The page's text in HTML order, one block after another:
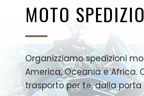
MOTO
Organizziamo spedizioni
America, Oceania e
trasporto per te, dalla